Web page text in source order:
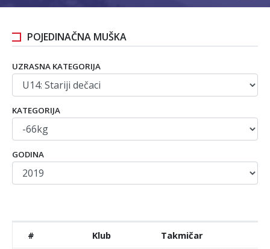
POJEDINAČNA MUŠKA
UZRASNA KATEGORIJA
KATEGORIJA
GODINA
# Klub Takmičar